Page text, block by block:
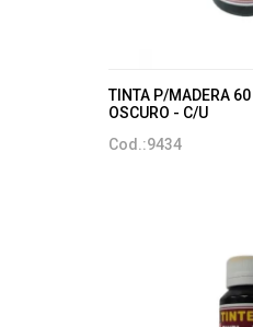
TINTA P/MADERA 60
OSCURO - C/U
Cod.:9434